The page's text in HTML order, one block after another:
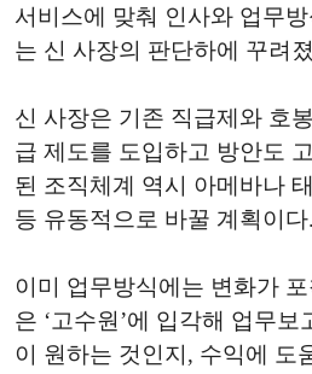
서비스에 맞춰 인사와 업무
는 신 사장의 판단하에 꾸려
신 사장은 기존 직급제와 호
급 제도를 도입하고 방안도
된 조직체계 역시 아메바나
등 유동적으로 바꿀 계획이다.
이미 업무방식에는 변화가
은 ‘고수원’에 입각해 업무
이 원하는 것인지, 수익에 도